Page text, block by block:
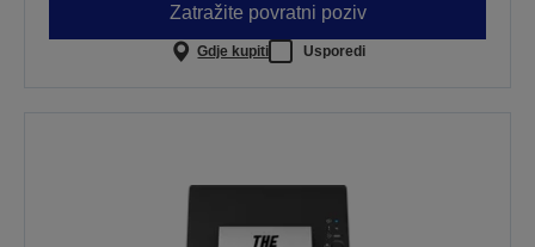
Zatražite povratni poziv
Gdje kupiti Usporedi